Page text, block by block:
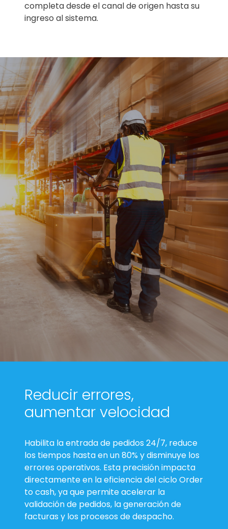
completa desde el canal de origen hasta su
ingreso al sistema.
Reducir errores,
aumentar velocidad
Habilita la entrada de pedidos 24/7, reduce
los tiempos hasta en un 80% y disminuye los
errores operativos. Esta precisión impacta
directamente en la eficiencia del ciclo Order
to cash, ya que permite acelerar la
validación de pedidos, la generación de
facturas y los procesos de despacho.